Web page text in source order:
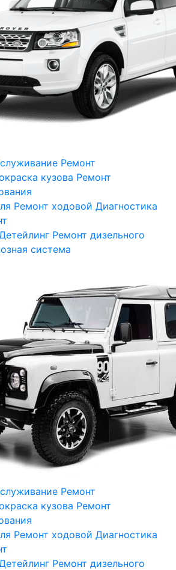
Ремонт
кузова Ремонт
Ремонт ходовой Диагностика
Ремонт дизельного
система
Ремонт
кузова Ремонт
Ремонт ходовой Диагностика
Ремонт дизельного